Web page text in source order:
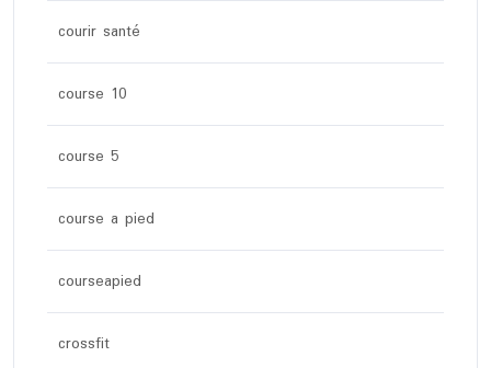
courir santé
course 10
course 5
course a pied
courseapied
crossfit